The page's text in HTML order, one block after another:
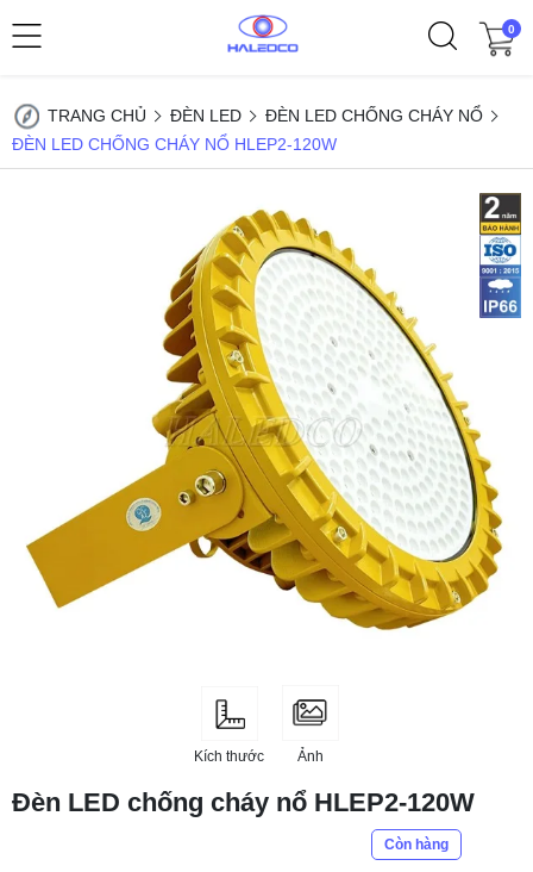
0
TRANG CHỦ ĐÈN LED
ĐÈN LED CHỐNG CHÁY NỔ
ĐÈN LED CHỐNG CHÁY NỔ HLEP2-120W
Kích thước Ảnh
Đèn LED chống cháy nổ HLEP2-120W
Còn hàng